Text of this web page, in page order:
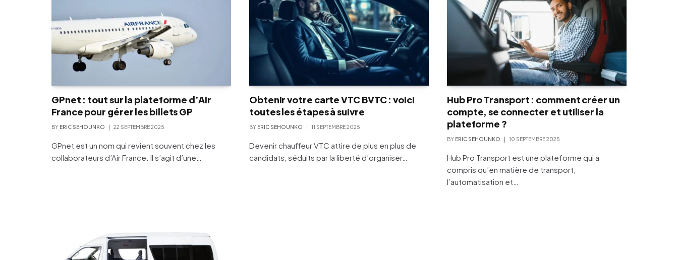
GPnet : tout sur la plateforme d’Air
France pour gérer les billets GP
BY ERIC SEHOUNKO 22 SEPTEMBRE 2025
GPnet est un nom qui revient souvent chez les
collaborateurs d’Air France. Il s’agit d’une…
Obtenir votre carte VTC BVTC : voici
toutes les étapes à suivre
BY ERIC SEHOUNKO 11 SEPTEMBRE 2025
Devenir chauffeur VTC attire de plus en plus de
candidats, séduits par la liberté d’organiser…
Hub Pro Transport : comment créer un
compte, se connecter et utiliser la
plateforme ?
BY ERIC SEHOUNKO 10 SEPTEMBRE 2025
Hub Pro Transport est une plateforme qui a
compris qu’en matière de transport,
l’automatisation et…